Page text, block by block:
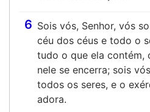
6 Sois vós, Senhor, vós
céu dos céus e todo o
tudo o que ela contém,
nele se encerra; sois
todos os seres, e o
adora.